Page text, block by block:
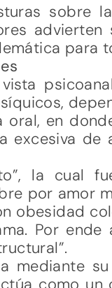
sobre
para
oral, en
excesiva
la cual
por amor
obesidad
Por
mediante
como un